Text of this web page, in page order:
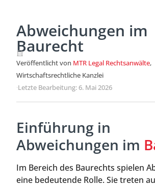
Abweichungen im
Baurecht
Veröffentlicht von MTR Legal Rechtsanwälte,
Wirtschaftsrechtliche Kanzlei
·Letzte Bearbeitung: 6. Mai 2026
Einführung in
Abweichungen im
Im Bereich des Baurechts spielen
eine bedeutende Rolle. Sie treten